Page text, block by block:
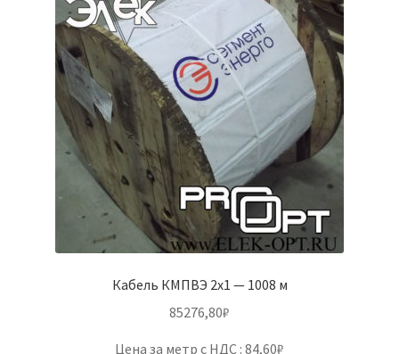
Кабель КМПВЭ 2х1 — 1008 м
85276,80₽
Цена за метр с НДС : 84,60₽